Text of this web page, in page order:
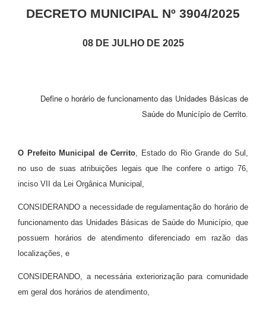
DECRETO MUNICIPAL Nº 3904/2025
08 DE JULHO DE 2025
Define o horário de funcionamento das Unidades Básicas de
Saúde do Município de Cerrito.
O Prefeito Municipal de Cerrito, Estado do Rio Grande do Sul,
no uso de suas atribuições legais que lhe confere o artigo 76,
inciso VII da Lei Orgânica Municipal,
CONSIDERANDO a necessidade de regulamentação do horário de
funcionamento das Unidades Básicas de Saúde do Município, que
possuem horários de atendimento diferenciado em razão das
localizações, e
CONSIDERANDO, a necessária exteriorização para comunidade
em geral dos horários de atendimento,